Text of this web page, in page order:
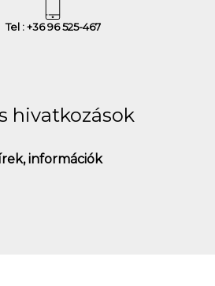
Tel : +36 96 525-467
hivatkozások
információk